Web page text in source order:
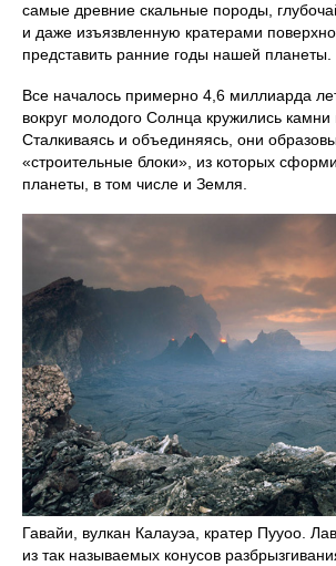
самые древние скальные породы,
и даже изъязвленную кратерами
представить ранние годы нашей планеты.
Все началось примерно 4,6 миллиарда
вокруг молодого Солнца кружились
Сталкиваясь и объединяясь, они
«строительные блоки», из которых
планеты, в том числе и Земля.
Гавайи, вулкан Калауэа, кратер Пууоо.
из так называемых конусов